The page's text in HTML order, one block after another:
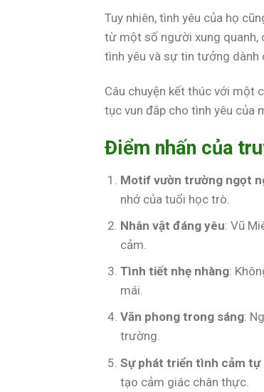
Tuy nhiên, tình yêu của họ
từ một số người xung quanh,
tình yêu và sự tin tưởng dành
Câu chuyện kết thúc với một
tục vun đắp cho tình yêu của
Điểm nhấn của
Motif vườn trường ngọt
nhớ của tuổi học trò.
Nhân vật đáng yêu: Vũ
cảm.
Tình tiết nhẹ nhàng:
mái.
Văn phong trong sáng:
trường.
Sự phát triển tình cảm tự
tạo cảm giác chân thực.